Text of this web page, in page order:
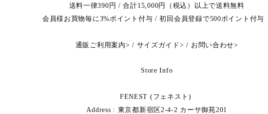
送料一律390円 / 合計15,000円（税込）以上で送料無料
会員様お買物毎に3%ポイント付与 / 初回会員登録で500ポイント付与
通販ご利用案内> / サイズガイド> / お問い合わせ>
Store Info
FENEST (フェネスト)
Address : 東京都新宿区2-4-2 カーサ御苑201